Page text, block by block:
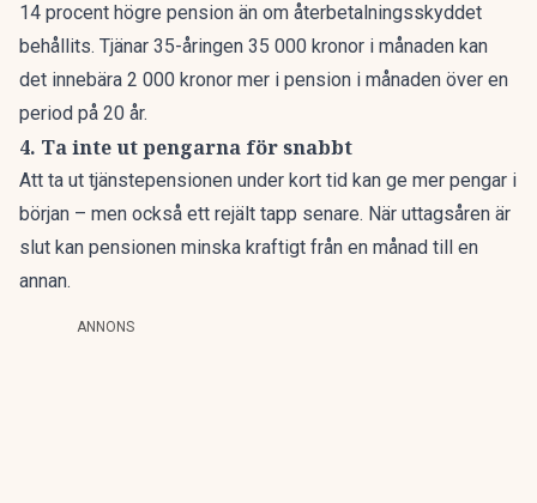
14 procent högre pension än om återbetalningsskyddet
behållits. Tjänar 35-åringen 35 000 kronor i månaden kan
det innebära 2 000 kronor mer i pension i månaden över en
period på 20 år.
4. Ta inte ut pengarna för snabbt
Att ta ut tjänstepensionen under kort tid kan ge mer pengar i
början – men också ett rejält tapp senare. När uttagsåren är
slut kan pensionen minska kraftigt från en månad till en
annan.
ANNONS